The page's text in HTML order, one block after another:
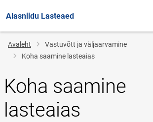
Alasniidu Lasteaed
Jälglink
Avaleht
Vastuvõtt ja väljaarvamine
Koha saamine lasteaias
Koha saamine
lasteaias